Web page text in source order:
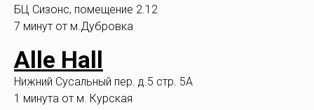
БЦ Сизонс, помещение 2.12
7 минут от м.Дубровка
Alle Hall
Нижний Сусальный пер. д.5 стр. 5А
1 минута от м. Курская